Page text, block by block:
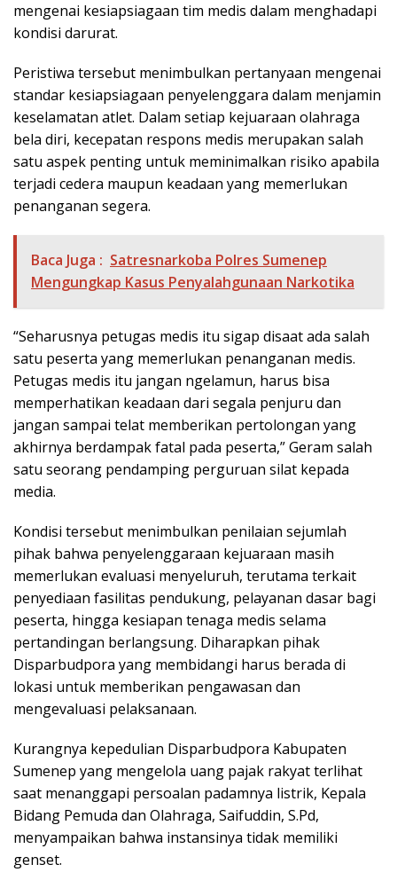
mengenai kesiapsiagaan tim medis dalam menghadapi
kondisi darurat.
Peristiwa tersebut menimbulkan pertanyaan mengenai
standar kesiapsiagaan penyelenggara dalam menjamin
keselamatan atlet. Dalam setiap kejuaraan olahraga
bela diri, kecepatan respons medis merupakan salah
satu aspek penting untuk meminimalkan risiko apabila
terjadi cedera maupun keadaan yang memerlukan
penanganan segera.
Baca Juga : Satresnarkoba Polres Sumenep
Mengungkap Kasus Penyalahgunaan Narkotika
“Seharusnya petugas medis itu sigap disaat ada salah
satu peserta yang memerlukan penanganan medis.
Petugas medis itu jangan ngelamun, harus bisa
memperhatikan keadaan dari segala penjuru dan
jangan sampai telat memberikan pertolongan yang
akhirnya berdampak fatal pada peserta,” Geram salah
satu seorang pendamping perguruan silat kepada
media.
Kondisi tersebut menimbulkan penilaian sejumlah
pihak bahwa penyelenggaraan kejuaraan masih
memerlukan evaluasi menyeluruh, terutama terkait
penyediaan fasilitas pendukung, pelayanan dasar bagi
peserta, hingga kesiapan tenaga medis selama
pertandingan berlangsung. Diharapkan pihak
Disparbudpora yang membidangi harus berada di
lokasi untuk memberikan pengawasan dan
mengevaluasi pelaksanaan.
Kurangnya kepedulian Disparbudpora Kabupaten
Sumenep yang mengelola uang pajak rakyat terlihat
saat menanggapi persoalan padamnya listrik, Kepala
Bidang Pemuda dan Olahraga, Saifuddin, S.Pd,
menyampaikan bahwa instansinya tidak memiliki
genset.